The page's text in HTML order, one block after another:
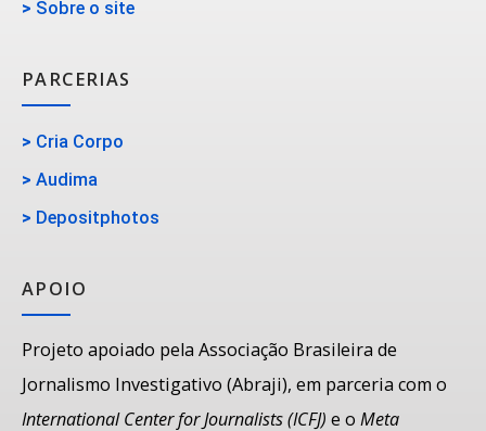
> Sobre o site
PARCERIAS
> Cria Corpo
> Audima
> Depositphotos
APOIO
Projeto apoiado pela Associação Brasileira de
Jornalismo Investigativo (Abraji), em parceria com o
International Center for Journalists (ICFJ) e o Meta